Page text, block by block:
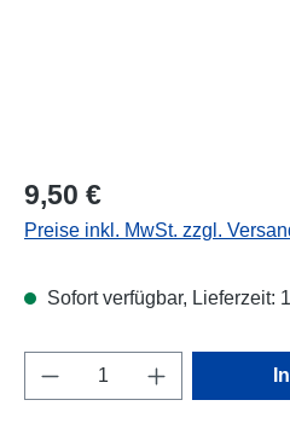
Regulärer Preis:
9,50 €
Preise inkl. MwSt. zzgl.
Sofort verfügbar, Lieferzeit:
Produkt Anzahl: Gib